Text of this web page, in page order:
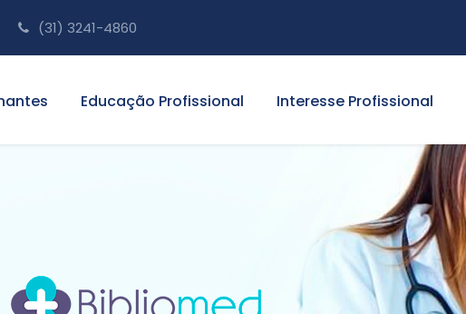
(31) 3241-4860
Educação Profissional Interesse Profissional